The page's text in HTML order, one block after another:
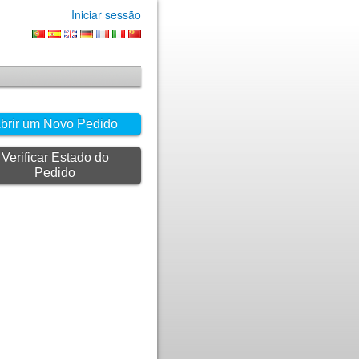
Iniciar sessão
um Novo Pedido
Verificar Estado do
Pedido